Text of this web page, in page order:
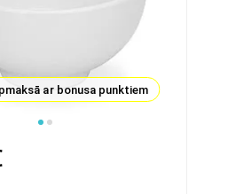
ar bonusa punktiem